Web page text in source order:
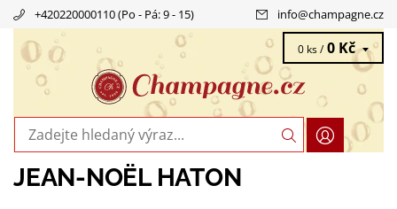
+420220000110 (Po - Pá: 9 - 15) info@champagne.cz
0 ks / 0 Kč
JEAN-NOËL HATON